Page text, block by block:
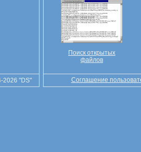
Поиск открытых
файлов
2026 "DS" Соглашение